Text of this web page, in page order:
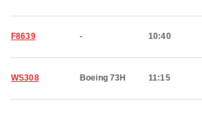
F8639 - 10:40
WS308 Boeing 73H 11:15